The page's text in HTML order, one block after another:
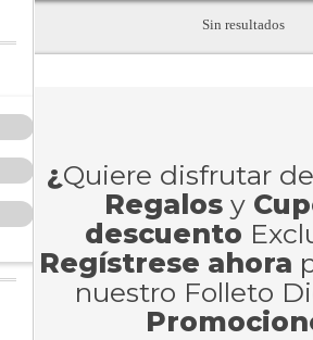
Sin resultados
¿Quiere disfrutar de
Regalos y
descuento
Regístrese ahora
nuestro Folleto